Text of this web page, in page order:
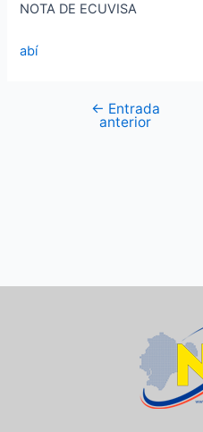
NOTA DE ECUVISA
abí
← Entrada
anterior